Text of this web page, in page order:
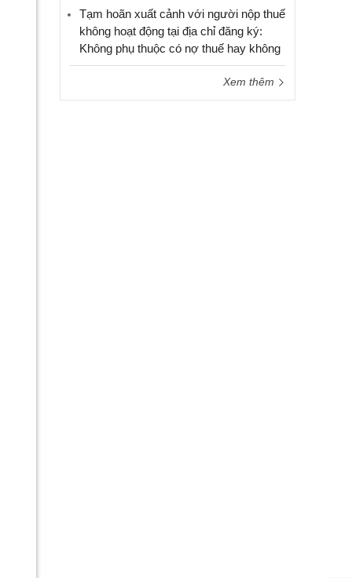
Tạm hoãn xuất cảnh với người nộp thuế
không hoạt động tại địa chỉ đăng ký:
Không phụ thuộc có nợ thuế hay không
Xem thêm